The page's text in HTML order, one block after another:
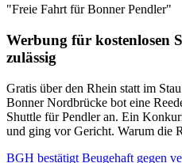
"Freie Fahrt für Bonner Pendler"
Werbung für kostenlosen
zulässig
Gratis über den Rhein statt im
Bonner Nordbrücke bot eine
Shuttle für Pendler an. Ein
und ging vor Gericht. Warum die
BGH bestätigt Beugehaft gegen